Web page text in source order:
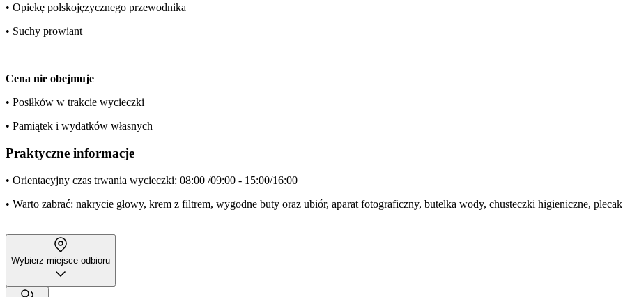
• Opiekę polskojęzycznego przewodnika
• Suchy prowiant
Cena nie obejmuje
• Posiłków w trakcie wycieczki
• Pamiątek i wydatków własnych
Praktyczne informacje
• Orientacyjny czas trwania wycieczki: 08:00 /09:00 - 15:00/16:00
• Warto zabrać: nakrycie głowy, krem z filtrem, wygodne buty oraz ubiór, aparat fotograficzny, butelka wody, chusteczki higieniczne, plecak
Wybierz miejsce odbioru